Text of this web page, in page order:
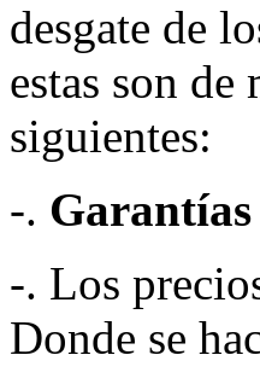
desgate de
estas son
siguientes:
-.
-. Los
Donde se